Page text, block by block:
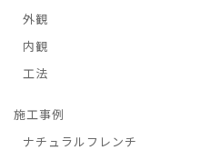
外観
内観
工法
施工事例
ナチュラルフレンチ